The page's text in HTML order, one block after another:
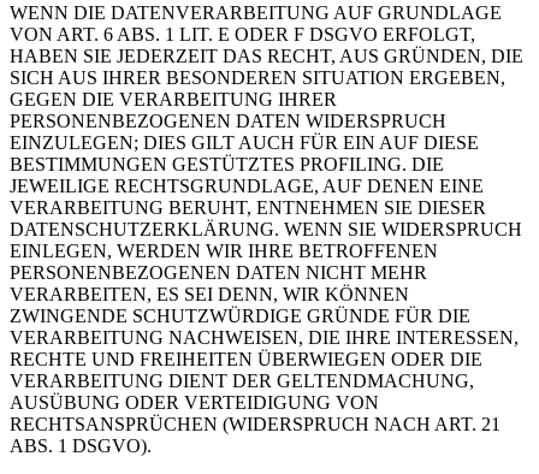
WENN DIE DATENVERARBEITUNG AUF GRUNDLAGE
VON ART. 6 ABS. 1 LIT. E ODER F DSGVO ERFOLGT,
HABEN SIE JEDERZEIT DAS RECHT, AUS GRÜNDEN, DIE
SICH AUS IHRER BESONDEREN SITUATION ERGEBEN,
GEGEN DIE VERARBEITUNG IHRER
PERSONENBEZOGENEN DATEN WIDERSPRUCH
EINZULEGEN; DIES GILT AUCH FÜR EIN AUF DIESE
BESTIMMUNGEN GESTÜTZTES PROFILING. DIE
JEWEILIGE RECHTSGRUNDLAGE, AUF DENEN EINE
VERARBEITUNG BERUHT, ENTNEHMEN SIE DIESER
DATENSCHUTZERKLÄRUNG. WENN SIE WIDERSPRUCH
EINLEGEN, WERDEN WIR IHRE BETROFFENEN
PERSONENBEZOGENEN DATEN NICHT MEHR
VERARBEITEN, ES SEI DENN, WIR KÖNNEN
ZWINGENDE SCHUTZWÜRDIGE GRÜNDE FÜR DIE
VERARBEITUNG NACHWEISEN, DIE IHRE INTERESSEN,
RECHTE UND FREIHEITEN ÜBERWIEGEN ODER DIE
VERARBEITUNG DIENT DER GELTENDMACHUNG,
AUSÜBUNG ODER VERTEIDIGUNG VON
RECHTSANSPRÜCHEN (WIDERSPRUCH NACH ART. 21
ABS. 1 DSGVO).